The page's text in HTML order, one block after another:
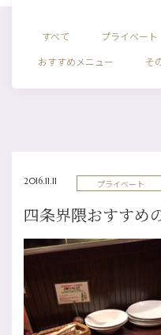
すべて プライベート
おすすめメニュー
そ
2016.11.11 プライベート
四条界隈おすすめ